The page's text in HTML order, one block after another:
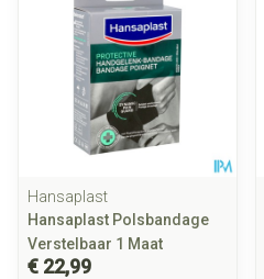
Hansaplast
Hansaplast Polsbandage
Verstelbaar 1 Maat
€ 22,99